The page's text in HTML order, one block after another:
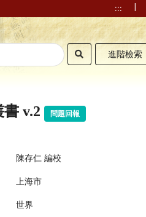
::: |
進階檢索
v.2 問題回報
陳存仁 編校
上海市
世界